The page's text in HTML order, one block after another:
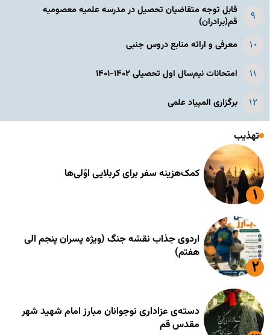
قابل توجه متقاضیان تحصیل در مدرسه علمیه معصومیه
قم(برادران)
معرفی و ارائه منابع دروس جنبی
امتحانات نیم‌سال اول تحصیلی ۱۴۰۲-۱۴۰۱
برگزاری المپیاد علمی
تهذیب
کمک‌هزینه سفر برای کربلایی اوّلی‌ها
اردوی جذاب نقشه جنگ (ویژه پسران پنجم الی
هفتم)
دسته‌ی عزاداری نوجوانان مبارز امام شهید شهر
مقدس قم